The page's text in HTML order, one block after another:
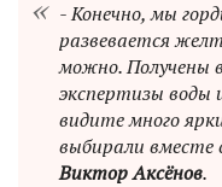
- Конечно, мы
развевается
можно. Получены
экспертизы воды
видите много
выбирали вместе
Виктор Аксёнов.